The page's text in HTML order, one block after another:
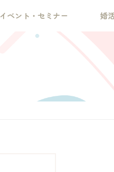
イベント・セミナー 婚